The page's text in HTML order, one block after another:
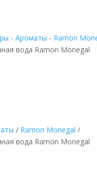
- Ароматы - Ramon
вода Ramon Monegal
/ Ramon Monegal /
вода Ramon Monegal